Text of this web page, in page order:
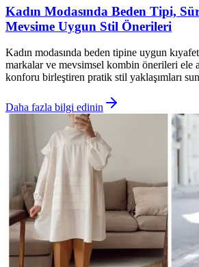
Kadın Modasında Beden Tipi,
Mevsime Uygun Stil Önerileri
Kadın modasında beden tipine uygun
markalar ve mevsimsel kombin önerileri ele
konforu birleştiren pratik stil yaklaşımları
Daha fazla bilgi edinin